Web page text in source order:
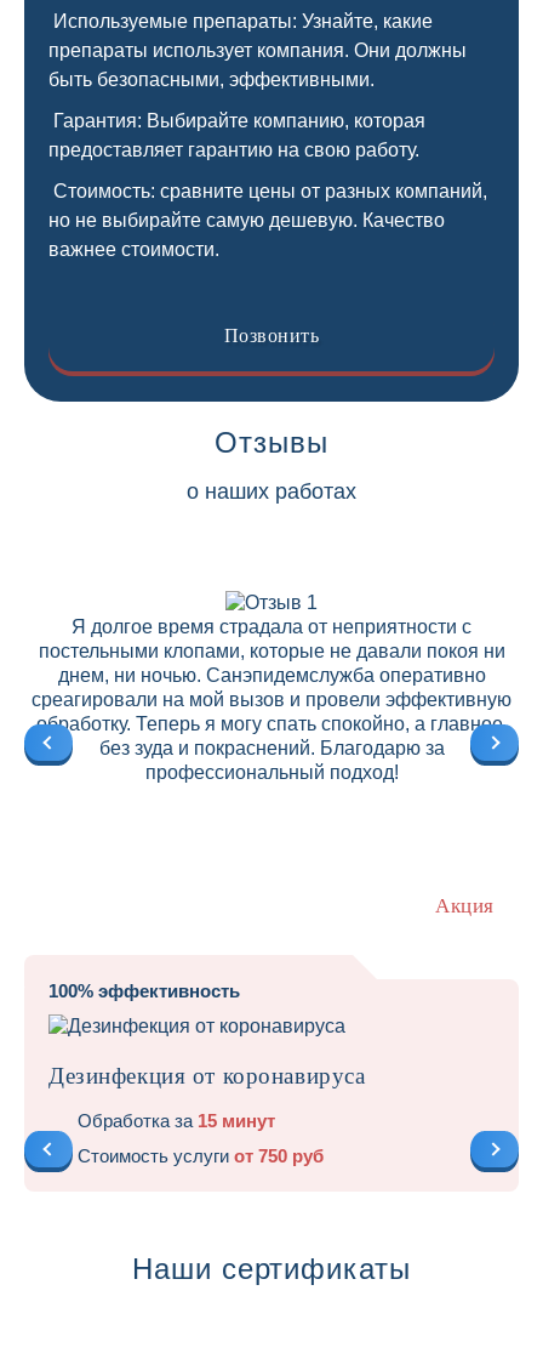
Отзывы
о наших работах
Я долгое время страдала от неприятности с
постельными клопами, которые не давали покоя ни
днем, ни ночью. Санэпидемслужба оперативно
среагировали на мой вызов и провели эффективную
обработку. Теперь я могу спать спокойно, а главное,
без зуда и покраснений. Благодарю за
профессиональный подход!
Акция
100% эффективность
Дезинфекция от коронавируса
Обработка за 15 минут
Стоимость услуги от 750 руб
Наши сертификаты
Используемые препараты: Узнайте, какие
препараты использует компания. Они должны
быть безопасными, эффективными.
Гарантия: Выбирайте компанию, которая
предоставляет гарантию на свою работу.
Стоимость: сравните цены от разных компаний,
но не выбирайте самую дешевую. Качество
важнее стоимости.
Позвонить